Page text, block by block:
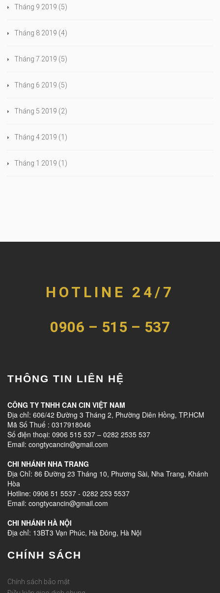
Tháng 9 2019 (5)
Tháng 8 2019 (4)
Tháng 7 2019 (5)
Tháng 6 2019 (5)
Tháng 5 2019 (2)
Tháng 4 2019 (1)
Tháng 1 2019 (1)
HOTLINE 24/7
0906 – 515 – 537
THÔNG TIN LIÊN HỆ
CÔNG TY TNHH CAN CIN VIỆT NAM
Địa chỉ: 606/42 Đường 3 Tháng 2, Phường Diên Hồng, TP.HCM
Mã Số Thuế : 0317918046
Số điện thoại: 0906 515 537 – 0282 2535 537
Email: congtycancin@gmail.com
CHI NHÁNH NHA TRANG
Địa Chỉ: 86 Đường 23 Tháng 10, Phương Sài, Nha Trang, Khánh
Hòa
Hotline: 0906 51 5537 - 0282 253 5537
Email: congtycancin@gmail.com
CHI NHÁNH HÀ NỘI
Địa chỉ: 13BT3 Vạn Phúc, Hà Đông, Hà Nội
CHÍNH SÁCH
Chính sách bảo mật